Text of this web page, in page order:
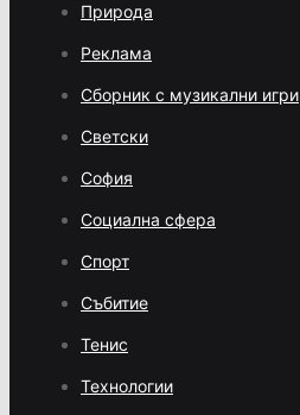
Природа
Реклама
Сборник с музикални игри
Светски
София
Социална сфера
Спорт
Събитие
Тенис
Технологии